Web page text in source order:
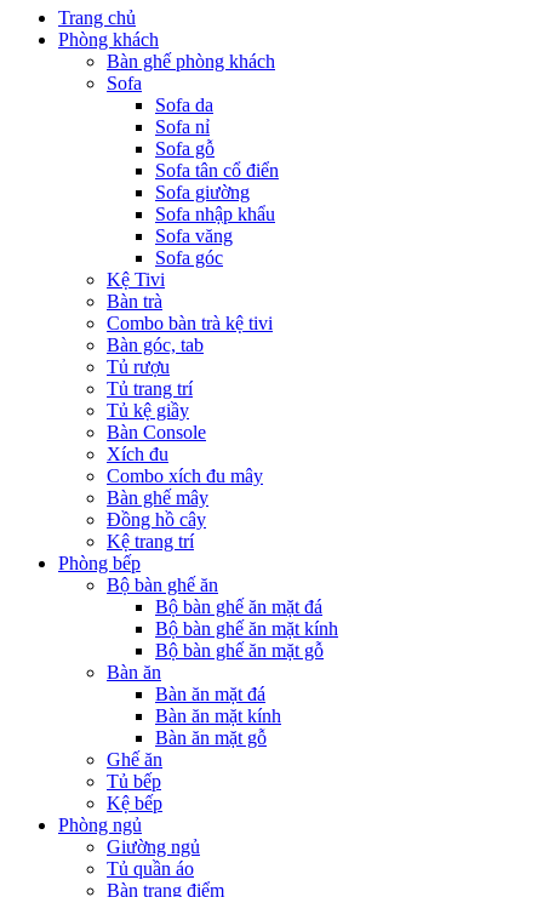
Trang chủ
Phòng khách
Bàn ghế phòng khách
Sofa
Sofa da
Sofa nỉ
Sofa gỗ
Sofa tân cổ điển
Sofa giường
Sofa nhập khẩu
Sofa văng
Sofa góc
Kệ Tivi
Bàn trà
Combo bàn trà kệ tivi
Bàn góc, tab
Tủ rượu
Tủ trang trí
Tủ kệ giầy
Bàn Console
Xích đu
Combo xích đu mây
Bàn ghế mây
Đồng hồ cây
Kệ trang trí
Phòng bếp
Bộ bàn ghế ăn
Bộ bàn ghế ăn mặt đá
Bộ bàn ghế ăn mặt kính
Bộ bàn ghế ăn mặt gỗ
Bàn ăn
Bàn ăn mặt đá
Bàn ăn mặt kính
Bàn ăn mặt gỗ
Ghế ăn
Tủ bếp
Kệ bếp
Phòng ngủ
Giường ngủ
Tủ quần áo
Bàn trang điểm